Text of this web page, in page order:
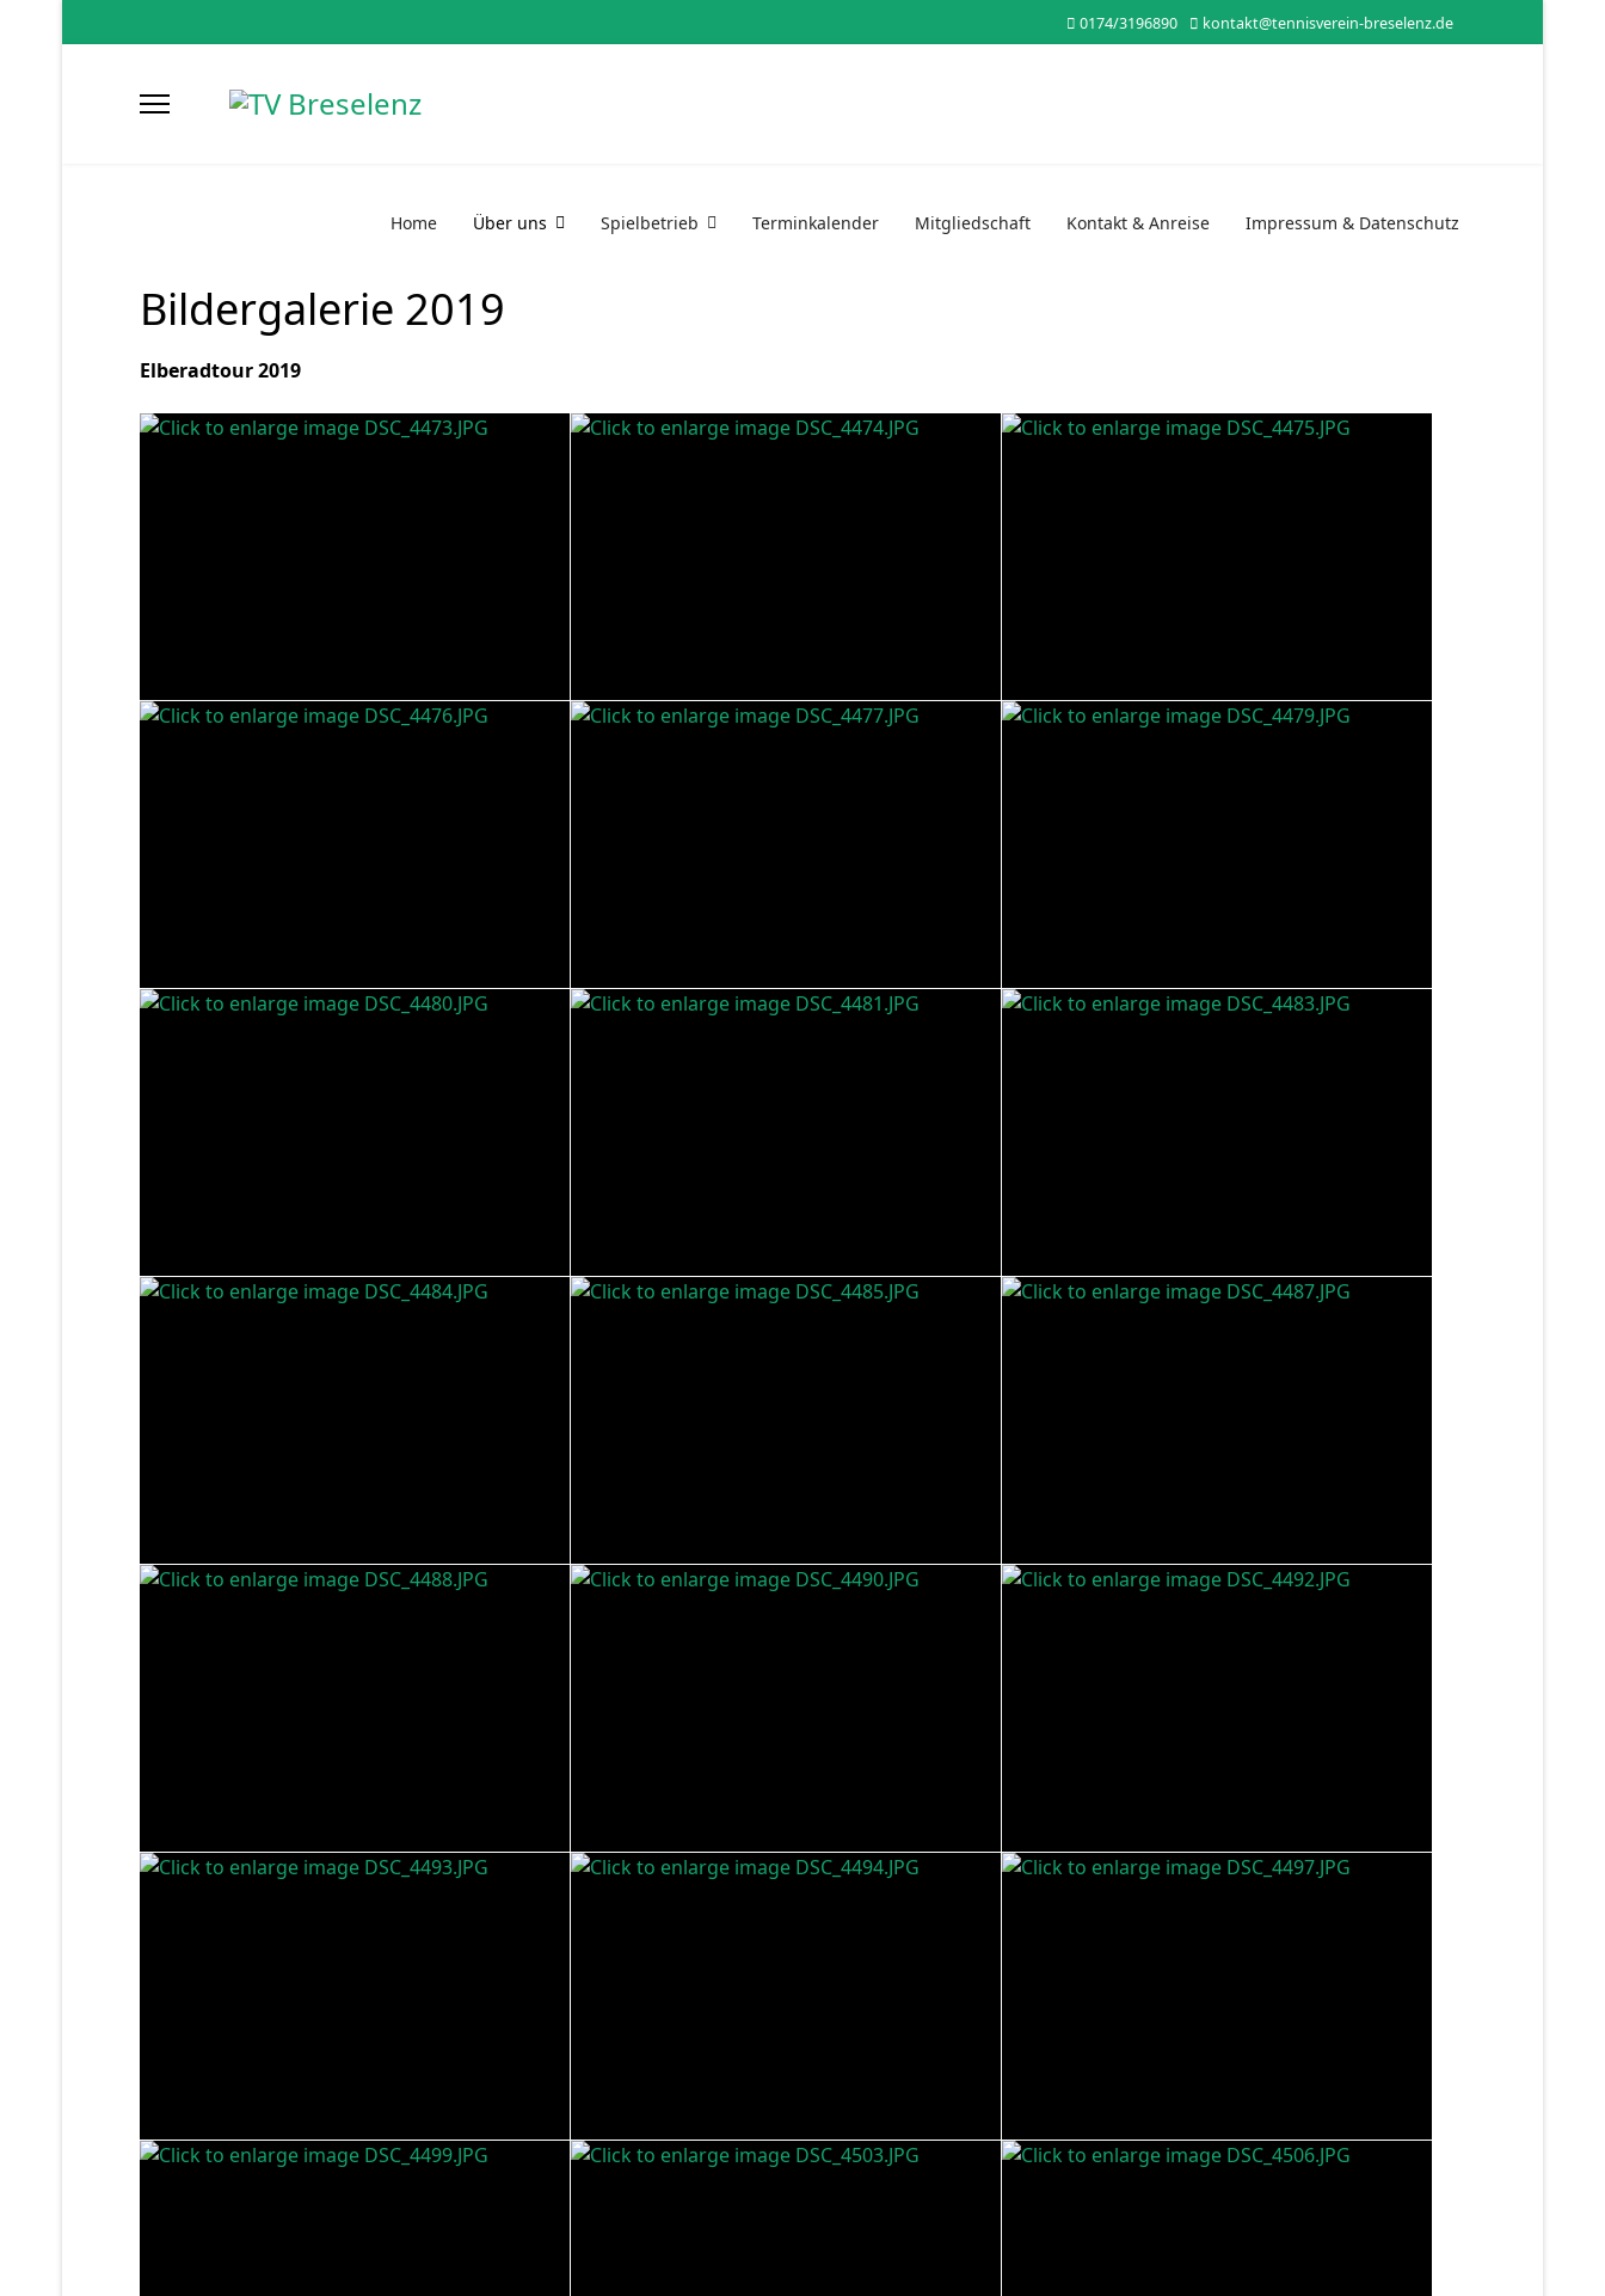
0174/3196890 kontakt@tennisverein-breselenz.de
Home Über uns Spielbetrieb Terminkalender Mitgliedschaft Kontakt & Anreise Impressum & Datenschutz
Bildergalerie 2019
Elberadtour 2019